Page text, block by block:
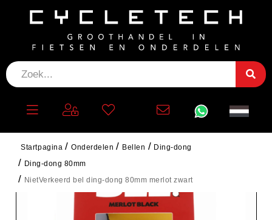
Startpagina Onderdelen Bellen
Ding-dong
Ding-dong 80mm
NietVerkeerd bel ding-dong 80mm merlot zwart